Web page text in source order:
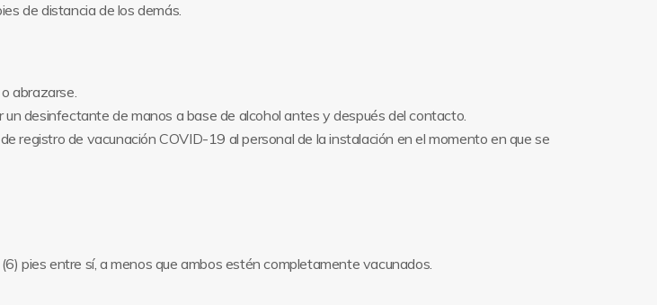
de distancia de los demás.
abrazarse.
desinfectante de manos a base de alcohol antes y después del contacto.
registro de vacunación COVID-19 al personal de la instalación en el momento en que se
pies entre sí, a menos que ambos estén completamente vacunados.